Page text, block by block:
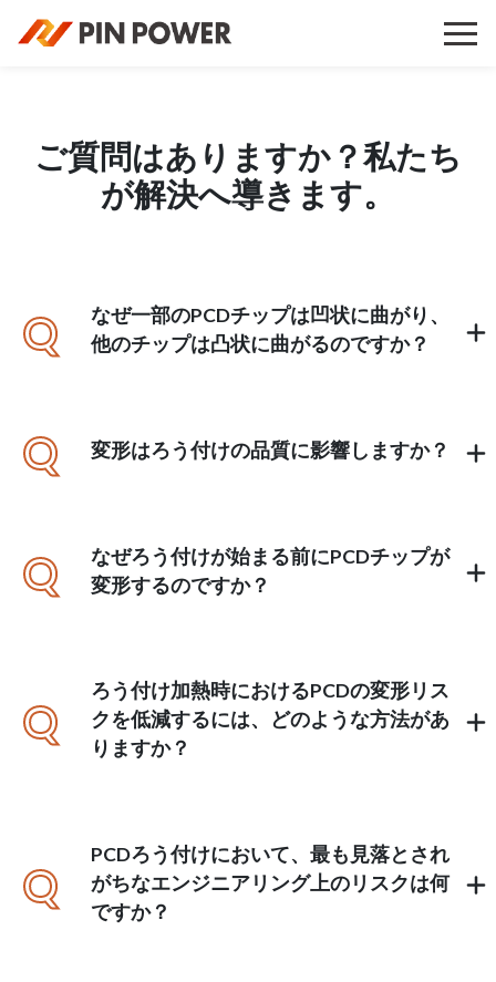
ご質問はありますか？私たち
が解決へ導きます。
Q
なぜ一部のPCDチップは凹状に曲がり、
他のチップは凸状に曲がるのですか？
Q 変形はろう付けの品質に影響しますか？
Q
なぜろう付けが始まる前にPCDチップが
変形するのですか？
Q
ろう付け加熱時におけるPCDの変形リス
クを低減するには、どのような方法があ
りますか？
Q
PCDろう付けにおいて、最も見落とされ
がちなエンジニアリング上のリスクは何
ですか？